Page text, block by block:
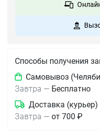
Способы получения
Самовывоз
Завтра — Бесплатно
Доставка (курьер)
Завтра — от 700 ₽